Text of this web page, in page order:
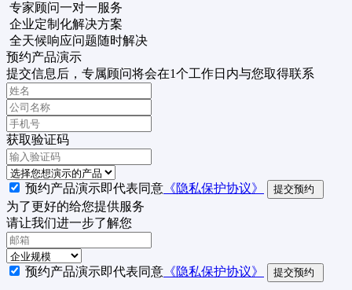
专家顾问一对一服务
企业定制化解决方案
全天候响应问题随时解决
预约产品演示
提交信息后，专属顾问将会在1个工作日内与您取得联系
获取验证码
预约产品演示即代表同意 《隐私保护协议》 提交预约
为了更好的给您提供服务
请让我们进一步了解您
预约产品演示即代表同意 《隐私保护协议》 提交预约